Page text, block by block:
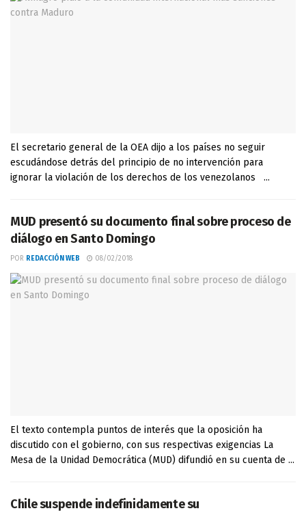
El secretario general de la OEA dijo a los países no seguir
escudándose detrás del principio de no intervención para
ignorar la violación de los derechos de los venezolanos ...
MUD presentó su documento final sobre proceso de
diálogo en Santo Domingo
POR REDACCIÓN WEB 08/02/2018
El texto contempla puntos de interés que la oposición ha
discutido con el gobierno, con sus respectivas exigencias La
Mesa de la Unidad Democrática (MUD) difundió en su cuenta de ...
Chile suspende indefinidamente su